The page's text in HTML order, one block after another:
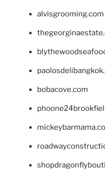
alvisgrooming.com
bobacove.com